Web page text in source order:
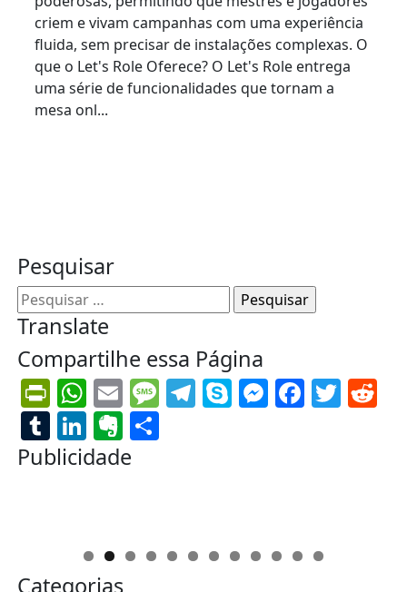
criem e vivam campanhas com uma experiência
fluida, sem precisar de instalações complexas. O
que o Let's Role Oferece? O Let's Role entrega
uma série de funcionalidades que tornam a
mesa onl...
Pesquisar
Pesquisar
por:
Translate
Compartilhe essa Página
PrintFriendly
WhatsApp
EmailMessage
Telegram
Skype
Tumblr
LinkedIn
Evernote
Publicidade
Categorias